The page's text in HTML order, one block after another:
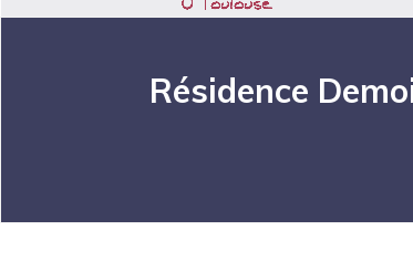
Résidence